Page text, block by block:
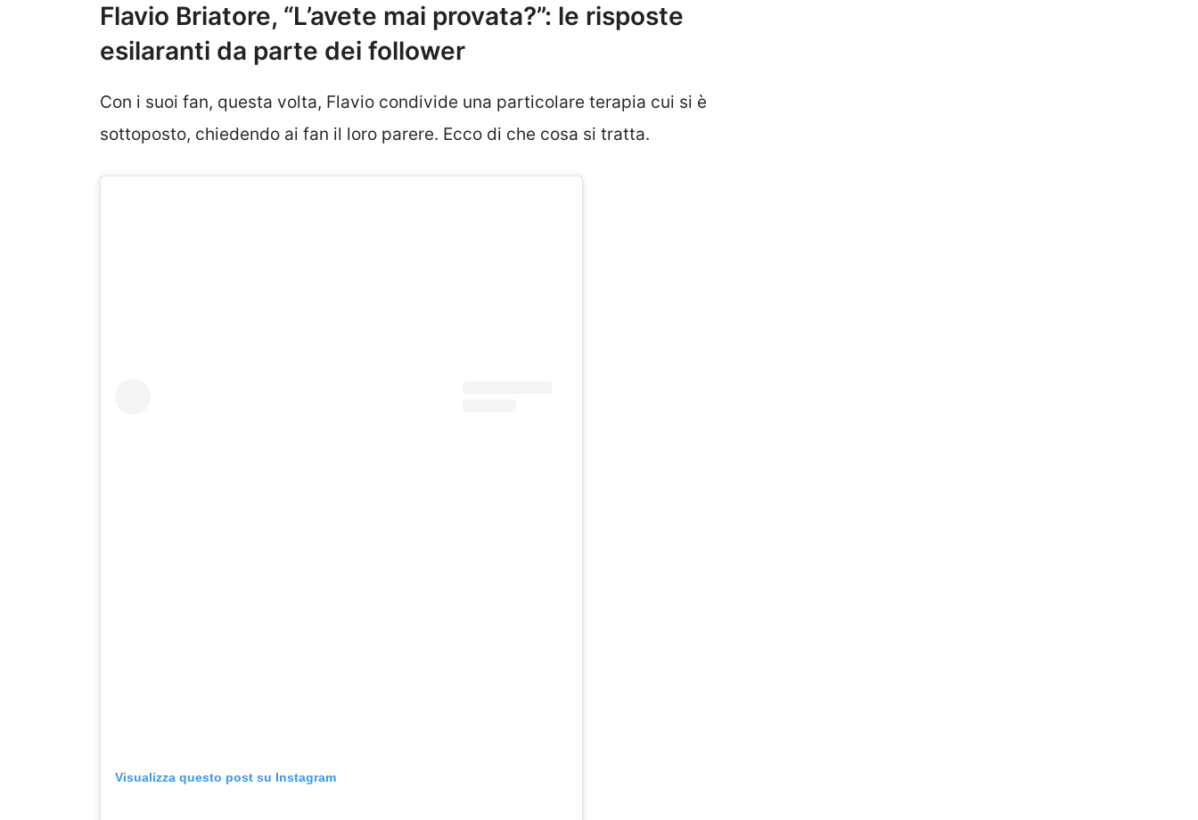
Flavio Briatore, “L’avete mai provata?”: le risposte
esilaranti da parte dei follower
Con i suoi fan, questa volta, Flavio condivide una particolare terapia cui si è
sottoposto, chiedendo ai fan il loro parere. Ecco di che cosa si tratta.
Visualizza questo post su Instagram